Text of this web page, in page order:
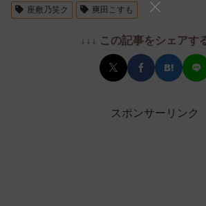
座敷乃笑ク 爽田こすも
↓↓↓ この記事をシェアす
スポンサーリンク